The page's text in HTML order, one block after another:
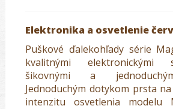
Elektronika a osvetlenie
Puškové ďalekohľady série
kvalitnými elektronickými
šikovnými a
Jednoduchým dotykom prsta
intenzitu osvetlenia modelu